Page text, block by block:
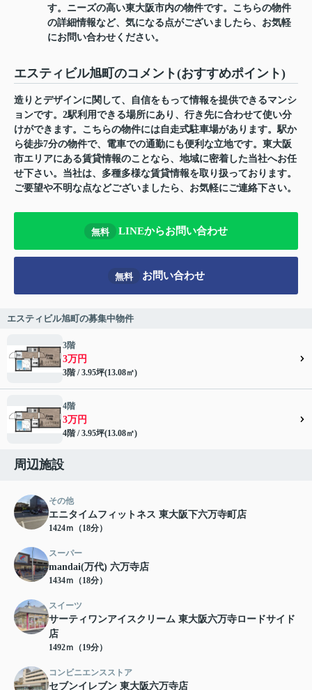
す。ニーズの高い東大阪市内の物件です。こちらの物件
の詳細情報など、気になる点がございましたら、お気軽
にお問い合わせください。
エスティビル旭町のコメント(おすすめポイント)
造りとデザインに関して、自信をもって情報を提供できるマンシ
ョンです。2駅利用できる場所にあり、行き先に合わせて使い分
けができます。こちらの物件には自走式駐車場があります。駅か
ら徒歩7分の物件で、電車での通勤にも便利な立地です。東大阪
市エリアにある賃貸情報のことなら、地域に密着した当社へお任
せ下さい。当社は、多種多様な賃貸情報を取り扱っております。
ご要望や不明な点などございましたら、お気軽にご連絡下さい。
無料 LINEからお問い合わせ
無料 お問い合わせ
エスティビル旭町の募集中物件
3階
3万円
3階 / 3.95坪(13.08㎡)
4階
3万円
4階 / 3.95坪(13.08㎡)
周辺施設
その他
エニタイムフィットネス 東大阪下六万寺町店
1424ｍ（18分）
スーパー
mandai(万代) 六万寺店
1434ｍ（18分）
スイーツ
サーティワンアイスクリーム 東大阪六万寺ロードサイド
店
1492ｍ（19分）
コンビニエンスストア
セブンイレブン 東大阪六万寺店